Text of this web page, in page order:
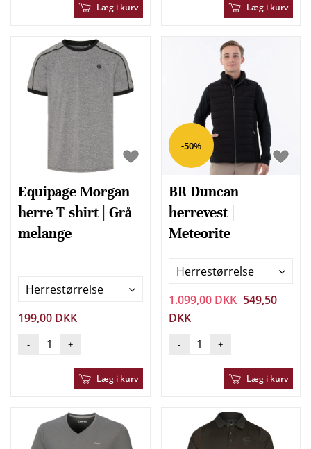
Læg i kurv Læg i kurv
Equipage Morgan
herre T-shirt | Grå
melange
Herrestørrelse
199,00 DKK
- +
Læg i kurv
-50%
BR Duncan
herrevest |
Meteorite
Herrestørrelse
1.099,00 DKK 549,50
DKK
- +
Læg i kurv